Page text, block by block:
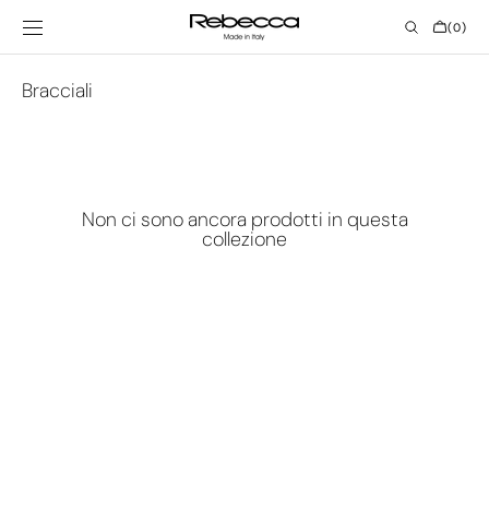
contenuto
CARRELLO
(0)
0
Collezione:
Bracciali
Non ci sono ancora prodotti in questa
collezione